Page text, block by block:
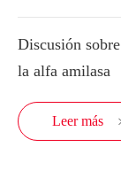
Discusión
la alfa amilasa
Leer más